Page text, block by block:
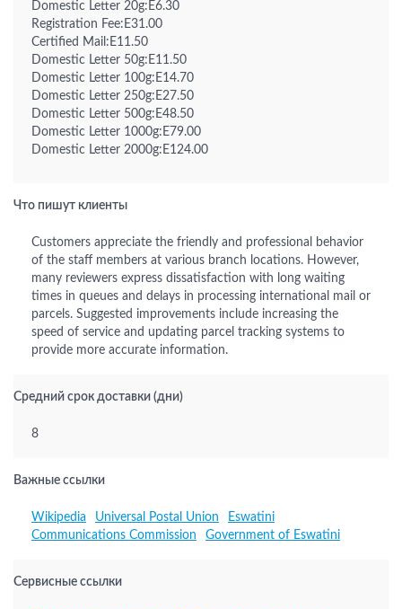
Domestic Letter 20g:E6.30
Registration Fee:E31.00
Certified Mail:E11.50
Domestic Letter 50g:E11.50
Domestic Letter 100g:E14.70
Domestic Letter 250g:E27.50
Domestic Letter 500g:E48.50
Domestic Letter 1000g:E79.00
Domestic Letter 2000g:E124.00
Что пишут клиенты
Customers appreciate the friendly and professional behavior
of the staff members at various branch locations. However,
many reviewers express dissatisfaction with long waiting
times in queues and delays in processing international mail or
parcels. Suggested improvements include increasing the
speed of service and updating parcel tracking systems to
provide more accurate information.
Средний срок доставки (дни)
8
Важные ссылки
Wikipedia Universal Postal Union
Eswatini
Communications Commission
Government of Eswatini
Сервисные ссылки